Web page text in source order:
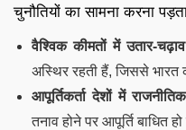
चुनौतियों का सामना करना
वैश्विक कीमतों में उतार-
अस्थिर रहती हैं, जिससे भारत
आपूर्तिकर्ता देशों में
तनाव होने पर आपूर्ति बाधित